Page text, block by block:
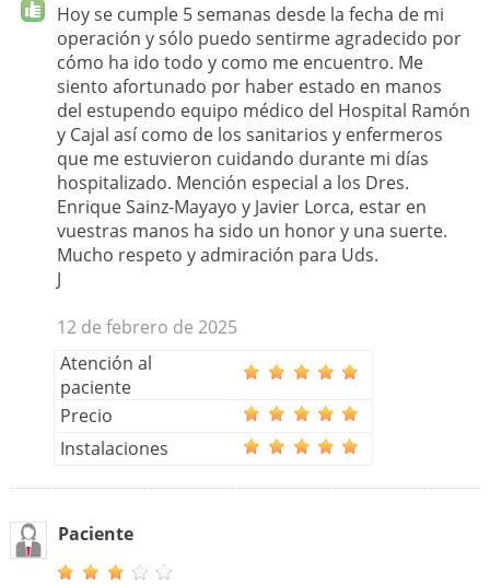
Hoy se cumple 5 semanas desde la fecha de mi
operación y sólo puedo sentirme agradecido por
cómo ha ido todo y como me encuentro. Me
siento afortunado por haber estado en manos
del estupendo equipo médico del Hospital Ramón
y Cajal así como de los sanitarios y enfermeros
que me estuvieron cuidando durante mi días
hospitalizado. Mención especial a los Dres.
Enrique Sainz-Mayayo y Javier Lorca, estar en
vuestras manos ha sido un honor y una suerte.
Mucho respeto y admiración para Uds.
J
12 de febrero de 2025
Atención al
paciente
Precio
Instalaciones
Paciente